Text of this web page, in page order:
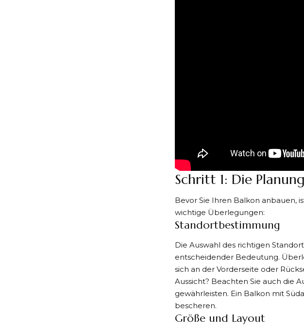
Schritt 1: Die Planung
Bevor Sie Ihren Balkon anbauen,
wichtige Überlegungen:
Standortbestimmung
Die Auswahl des richtigen
entscheidender Bedeutung.
sich an der Vorderseite oder
Aussicht? Beachten Sie auch die
gewährleisten. Ein Balkon mit
bescheren.
Größe und Layout